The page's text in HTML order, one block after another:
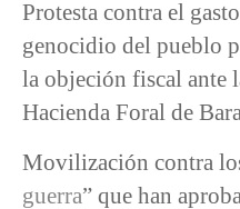
Protesta contra el
genocidio del pueblo
la objeción fiscal ante
Hacienda Foral de
Movilización contra
guerra” que han